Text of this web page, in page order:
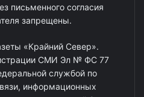
письменного согласия
запрещены.
«Крайний Север».
СМИ Эл № ФС 77
службой по
информационных